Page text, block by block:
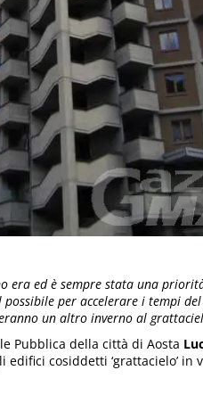
era ed è sempre stata una
per accelerare i tempi
un altro inverno al
Pubblica della città di Aosta
cosiddetti ‘grattacielo’ in